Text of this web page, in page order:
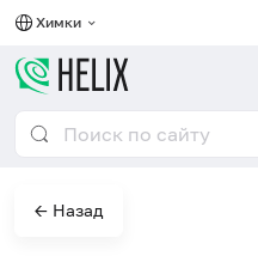
Химки
← Назад